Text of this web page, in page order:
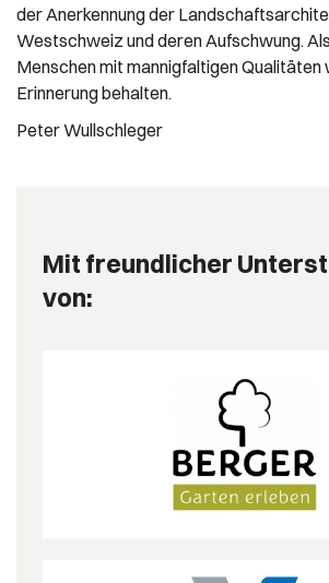
der Anerkennung der
Westschweiz und deren Aufschwung.
Menschen mit mannigfaltigen Qualitäten
Erinnerung behalten.
Peter Wullschleger
Mit freundlicher
von: